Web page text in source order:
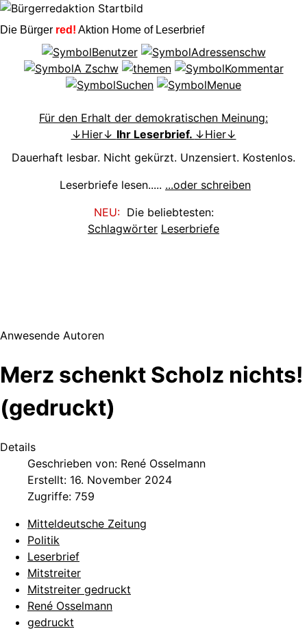
Die Bürger red! Aktion Home of Leserbrief
Für den Erhalt der demokratischen Meinung:
↓Hier↓ Ihr Leserbrief. ↓Hier↓
Dauerhaft lesbar. Nicht gekürzt. Unzensiert. Kostenlos.
Leserbriefe lesen..... ...oder schreiben
NEU:Die beliebtesten:
Schlagwörter Leserbriefe
Anwesende Autoren
Merz schenkt Scholz nichts!
(gedruckt)
Details
Geschrieben von: René Osselmann
Erstellt: 16. November 2024
Zugriffe: 759
Mitteldeutsche Zeitung
Politik
Leserbrief
Mitstreiter
Mitstreiter gedruckt
René Osselmann
gedruckt